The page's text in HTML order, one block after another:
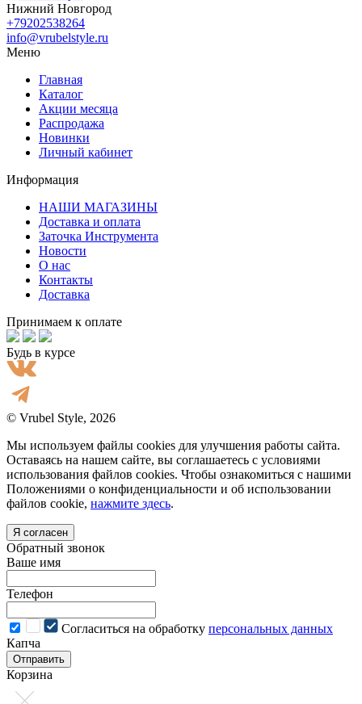
Нижний Новгород
+79202538264
info@vrubelstyle.ru
Меню
Главная
Каталог
Акции месяца
Распродажа
Новинки
Личный кабинет
Информация
НАШИ МАГАЗИНЫ
Доставка и оплата
Заточка Инструмента
Новости
О нас
Контакты
Доставка
Принимаем к оплате
Будь в курсе
© Vrubel Style, 2026
Мы используем файлы cookies для улучшения работы сайта.
Оставаясь на нашем сайте, вы соглашаетесь с условиями
использования файлов cookies. Чтобы ознакомиться с нашими
Положениями о конфиденциальности и об использовании
файлов cookie, нажмите здесь.
Я согласен
Обратный звонок
Ваше имя
Телефон
Cогласиться на обработку персональных данных
Капча
Отправить
Корзина